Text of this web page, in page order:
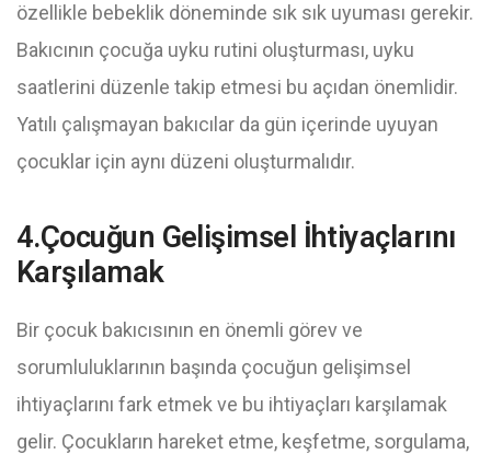
özellikle bebeklik döneminde sık sık uyuması gerekir.
Bakıcının çocuğa uyku rutini oluşturması, uyku
saatlerini düzenle takip etmesi bu açıdan önemlidir.
Yatılı çalışmayan bakıcılar da gün içerinde uyuyan
çocuklar için aynı düzeni oluşturmalıdır.
4.Çocuğun Gelişimsel İhtiyaçlarını
Karşılamak
Bir çocuk bakıcısının en önemli görev ve
sorumluluklarının başında çocuğun gelişimsel
ihtiyaçlarını fark etmek ve bu ihtiyaçları karşılamak
gelir. Çocukların hareket etme, keşfetme, sorgulama,